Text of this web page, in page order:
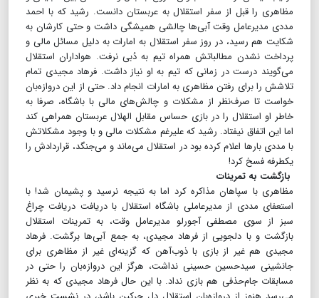
مظاهری را قبل از سفر استقلال به عربستان دانست. رشید که با احمد
مددی مدیرعامل وقت آبی‌ها چالشی همیشگی داشت و حتی کارشان به
شکایت هم رسید، در روز سفر استقلال به امارات به دلیل مسائل مالی و
پرداخت نشدن مطالباتش همراه تیم به دُبی نرفت. هواداران استقلال
می‌گویند درست در زمانی که تیم به او نیاز داشت. فرهاد مجیدی تمام
تلاشش را برای رفتن مظاهری به امارات انجام داد. حتی از این دروازه‌بان
خواست تا صرف‌نظر از مشکلات و چالش‌های مالی با باشگاه، صرفا به
خاطر او استقلال را در بازی حساس مقابل الهلال عربستان همراهی کند
اما این اتفاق نیفتاد. رشید که علیرغم مشکلات مالی و با وجود مشکلاتش
با مددی بارها اعلام کرده بود در استقلال می‌ماند و می‌جنگد، قراردادش را
یکطرفه فسخ کرد!
بازگشت به تمرینات
مظاهری با سپاهان مذاکره کرد اما به نتیجه نرسید و پشیمان شد! با
استعفای مددی از مدیرعاملی باشگاه استقلال با دریافت دریافت چراغ
سبز از سوی مصطفی آجورلو مدیرعامل وقت، به تمرینات استقلال
بازگشت و با دلجویی از فرهاد مجیدی، به جمع آبی‌ها برگشت. فرهاد
مجیدی هم غیر از بازی با ذوب‌آهن که گزینه‌ای غیر از مظاهری برای
جانشینی سید‌حسین حسینی نداشت، هرگز این دروازه‌بان را حتی در
مسابقات جام‌حذفی هم بازی نداد. با این حال فرهاد مجیدی که به نظر